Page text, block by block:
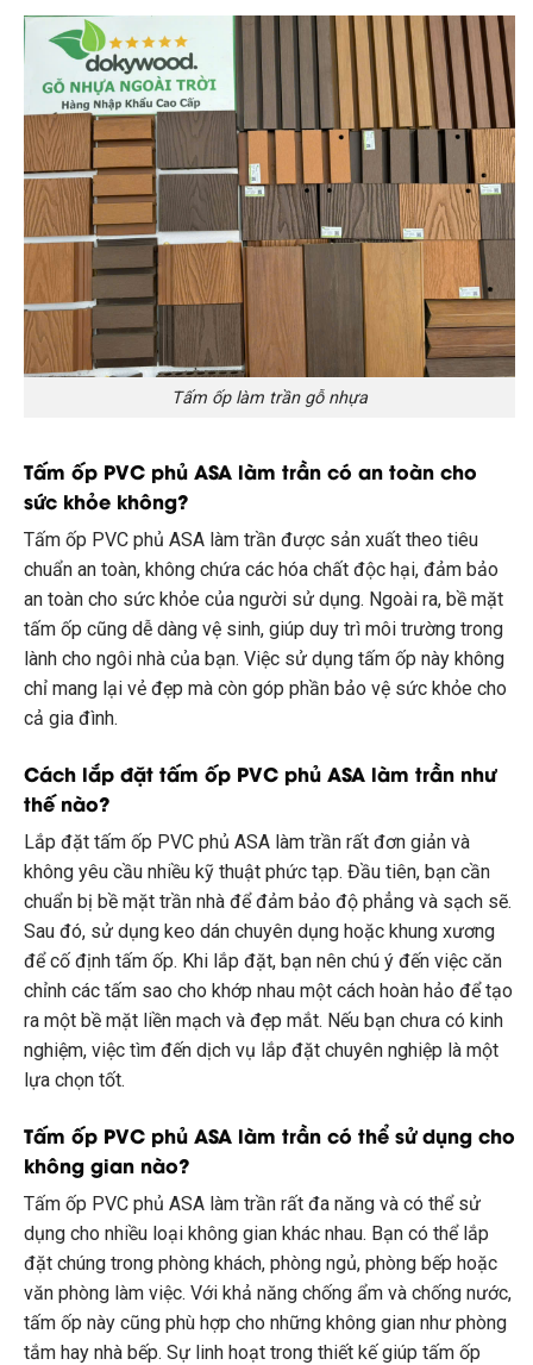
Tấm ốp làm trần gỗ nhựa
Tấm ốp PVC phủ ASA làm trần có an toàn cho
sức khỏe không?
Tấm ốp PVC phủ ASA làm trần được sản xuất theo tiêu
chuẩn an toàn, không chứa các hóa chất độc hại, đảm bảo
an toàn cho sức khỏe của người sử dụng. Ngoài ra, bề mặt
tấm ốp cũng dễ dàng vệ sinh, giúp duy trì môi trường trong
lành cho ngôi nhà của bạn. Việc sử dụng tấm ốp này không
chỉ mang lại vẻ đẹp mà còn góp phần bảo vệ sức khỏe cho
cả gia đình.
Cách lắp đặt tấm ốp PVC phủ ASA làm trần như
thế nào?
Lắp đặt tấm ốp PVC phủ ASA làm trần rất đơn giản và
không yêu cầu nhiều kỹ thuật phức tạp. Đầu tiên, bạn cần
chuẩn bị bề mặt trần nhà để đảm bảo độ phẳng và sạch sẽ.
Sau đó, sử dụng keo dán chuyên dụng hoặc khung xương
để cố định tấm ốp. Khi lắp đặt, bạn nên chú ý đến việc căn
chỉnh các tấm sao cho khớp nhau một cách hoàn hảo để tạo
ra một bề mặt liền mạch và đẹp mắt. Nếu bạn chưa có kinh
nghiệm, việc tìm đến dịch vụ lắp đặt chuyên nghiệp là một
lựa chọn tốt.
Tấm ốp PVC phủ ASA làm trần có thể sử dụng cho
không gian nào?
Tấm ốp PVC phủ ASA làm trần rất đa năng và có thể sử
dụng cho nhiều loại không gian khác nhau. Bạn có thể lắp
đặt chúng trong phòng khách, phòng ngủ, phòng bếp hoặc
văn phòng làm việc. Với khả năng chống ẩm và chống nước,
tấm ốp này cũng phù hợp cho những không gian như phòng
tắm hay nhà bếp. Sự linh hoạt trong thiết kế giúp tấm ốp